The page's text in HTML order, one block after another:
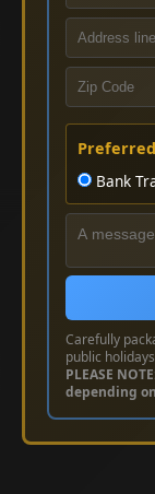
Bank
Carefully
public
PLEASE
depending